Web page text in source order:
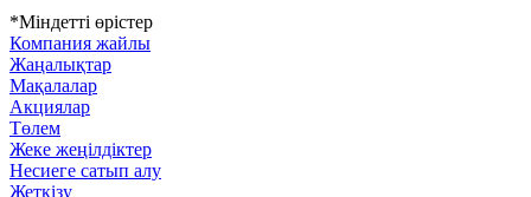
*Міндетті өрістер
Компания жайлы
Жаңалықтар
Мақалалар
Акциялар
Төлем
Жеке жеңілдіктер
Несиеге сатып алу
Жеткізу